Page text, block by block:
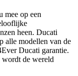
mee op een
heen. Ducati
alle modellen van de
Ducati garantie.
de wereld